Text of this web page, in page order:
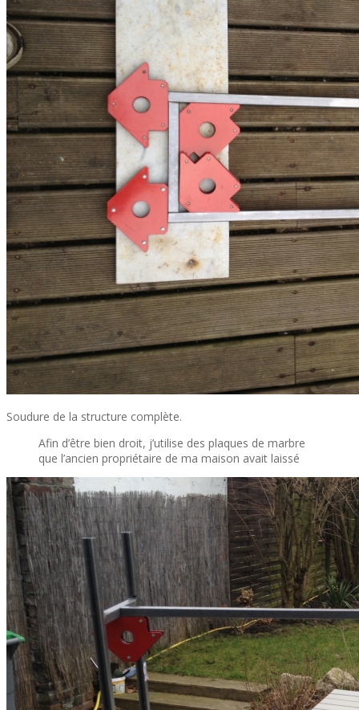
Soudure de la structure complète.
Afin d’être bien droit, j’utilise des plaques de marbre
que l’ancien propriétaire de ma maison avait laissé